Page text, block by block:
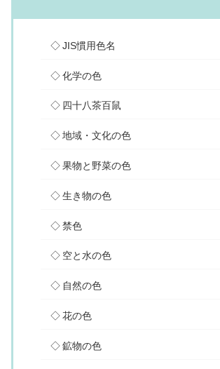
JIS慣用色名
化学の色
四十八茶百鼠
地域・文化の色
果物と野菜の色
生き物の色
禁色
空と水の色
自然の色
花の色
鉱物の色